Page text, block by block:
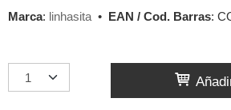
Marca: linhasita • EAN / Cod. Barras: